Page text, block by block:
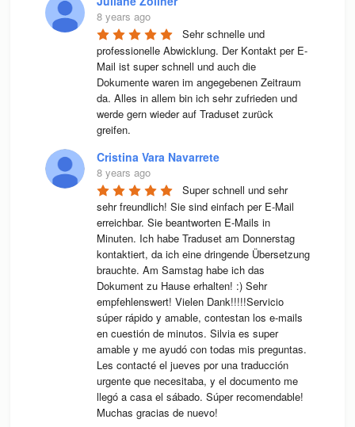
8 years ago
Sehr schnelle und
professionelle Abwicklung. Der Kontakt per E-
Mail ist super schnell und auch die
Dokumente waren im angegebenen Zeitraum
da. Alles in allem bin ich sehr zufrieden und
werde gern wieder auf Traduset zurück
greifen.
Cristina Vara Navarrete
8 years ago
Super schnell und sehr
sehr freundlich! Sie sind einfach per E-Mail
erreichbar. Sie beantworten E-Mails in
Minuten. Ich habe Traduset am Donnerstag
kontaktiert, da ich eine dringende Übersetzung
brauchte. Am Samstag habe ich das
Dokument zu Hause erhalten! :) Sehr
empfehlenswert! Vielen Dank!!!!!Servicio
súper rápido y amable, contestan los e-mails
en cuestión de minutos. Silvia es super
amable y me ayudó con todas mis preguntas.
Les contacté el jueves por una traducción
urgente que necesitaba, y el documento me
llegó a casa el sábado. Súper recomendable!
Muchas gracias de nuevo!